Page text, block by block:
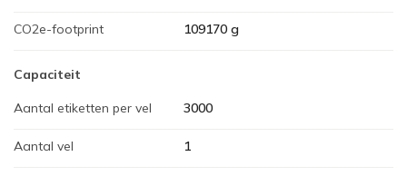
CO2e-footprint 109170 g
Capaciteit
Aantal etiketten per vel 3000
Aantal vel 1